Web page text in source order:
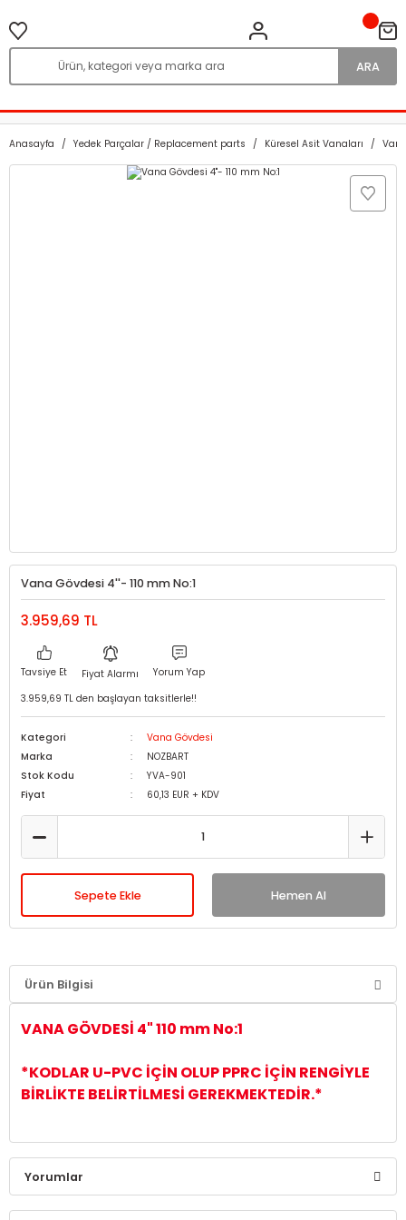
ARA
Anasayfa Yedek Parçalar / Replacement parts Küresel Asit Vanaları
Vana Gövdesi 4''- 110 mm No:1
3.959,69 TL
Tavsiye Et Fiyat Alarmı
Yorum Yap
3.959,69 TL den başlayan taksitlerle!!
Kategori
Vana Gövdesi
Marka
NOZBART
Stok Kodu
YVA-901
Fiyat
60,13 EUR + KDV
Sepete Ekle Hemen Al
Ürün Bilgisi
VANA GÖVDESİ 4" 110 mm No:1
*KODLAR U-PVC İÇİN OLUP PPRC İÇİN RENGİYLE
BİRLİKTE BELİRTİLMESİ GEREKMEKTEDİR.*
Yorumlar